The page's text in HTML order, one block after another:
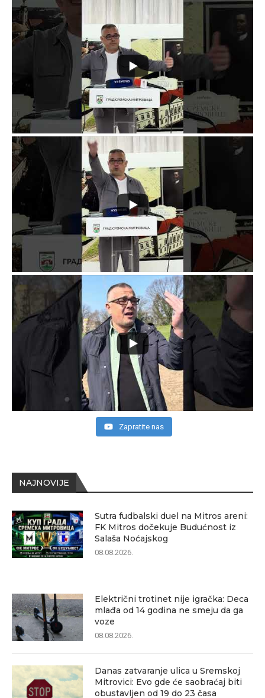
NAJNOVIJE
Sutra fudbalski duel na Mitros areni:
FK Mitros dočekuje Budućnost iz
Salaša Noćajskog
08.08.2026.
Električni trotinet nije igračka: Deca
mlađa od 14 godina ne smeju da ga
voze
08.08.2026.
Danas zatvaranje ulica u Sremskoj
Mitrovici: Evo gde će saobraćaj biti
obustavljen od 19 do 23 časa
Zapratite nas